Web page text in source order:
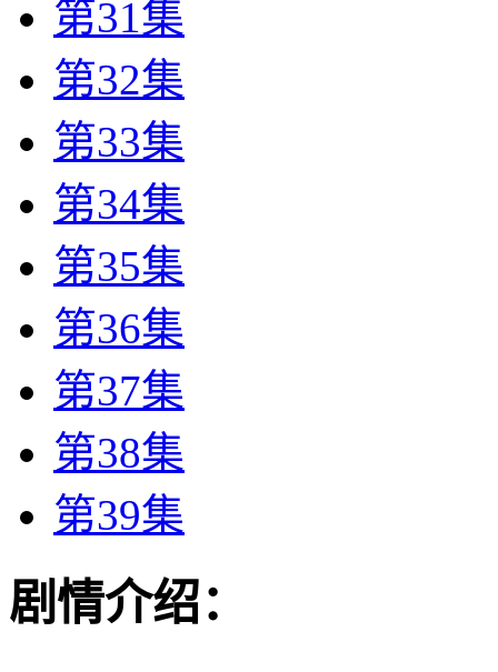
第31集
第32集
第33集
第34集
第35集
第36集
第37集
第38集
第39集
剧情介绍：